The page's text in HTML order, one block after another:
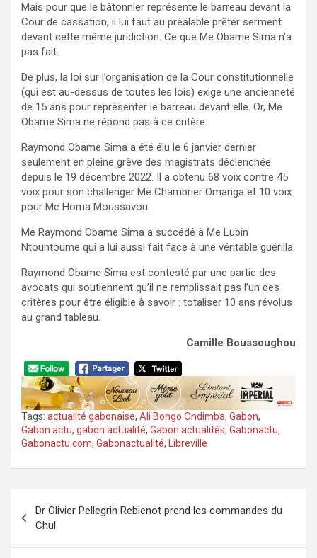
Mais pour que le bâtonnier représente le barreau devant la
Cour de cassation, il lui faut au préalable prêter serment
devant cette même juridiction. Ce que Me Obame Sima n’a
pas fait.
De plus, la loi sur l’organisation de la Cour constitutionnelle
(qui est au-dessus de toutes les lois) exige une ancienneté
de 15 ans pour représenter le barreau devant elle. Or, Me
Obame Sima ne répond pas à ce critère.
Raymond Obame Sima a été élu le 6 janvier dernier
seulement en pleine grève des magistrats déclenchée
depuis le 19 décembre 2022. Il a obtenu 68 voix contre 45
voix pour son challenger Me Chambrier Omanga et 10 voix
pour Me Homa Moussavou.
Me Raymond Obame Sima a succédé à Me Lubin
Ntountoume qui a lui aussi fait face à une véritable guérilla.
Raymond Obame Sima est contesté par une partie des
avocats qui soutiennent qu’il ne remplissait pas l’un des
critères pour être éligible à savoir : totaliser 10 ans révolus
au grand tableau.
Camille Boussoughou
Tags: actualité gabonaise, Ali Bongo Ondimba, Gabon,
Gabon actu, gabon actualité, Gabon actualités, Gabonactu,
Gabonactu.com, Gabonactualité, Libreville
de
l’article
Dr Olivier Pellegrin Rebienot prend les commandes du
Chul